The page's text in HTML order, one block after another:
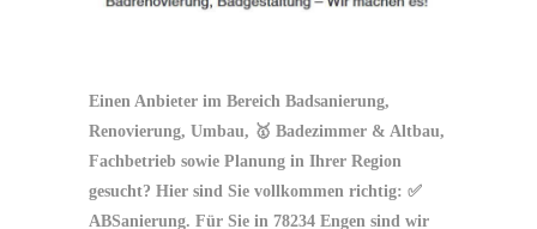
Einen Anbieter im Bereich Badsanierung,
Renovierung, Umbau, 🥇 Badezimmer & Altbau,
Fachbetrieb sowie Planung in Ihrer Region
gesucht? Hier sind Sie vollkommen richtig: ✅
ABSanierung. Für Sie in 78234 Engen sind wir